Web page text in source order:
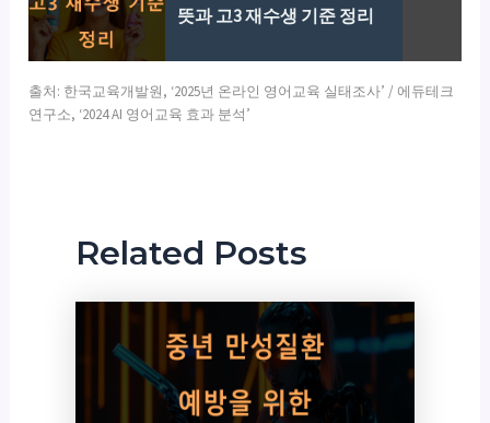
뜻과 고3 재수생 기준 정리
출처: 한국교육개발원, ‘2025년 온라인 영어교육 실태조사’ / 에듀테크
연구소, ‘2024 AI 영어교육 효과 분석’
Related Posts